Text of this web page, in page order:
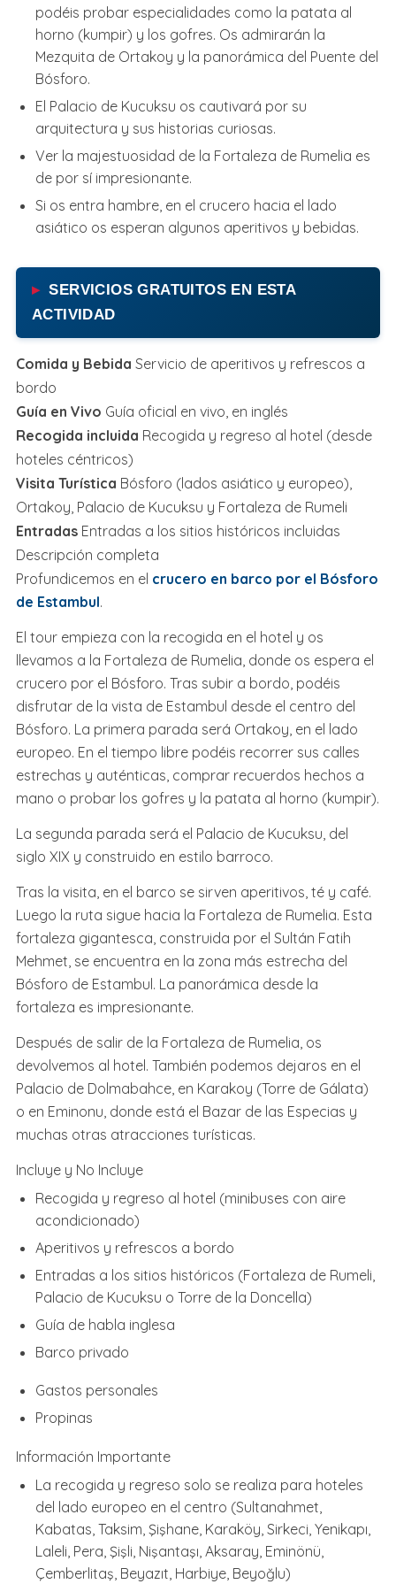
podéis probar especialidades como la patata al
horno (kumpir) y los gofres. Os admirarán la
Mezquita de Ortakoy y la panorámica del Puente del
Bósforo.
El Palacio de Kucuksu os cautivará por su
arquitectura y sus historias curiosas.
Ver la majestuosidad de la Fortaleza de Rumelia es
de por sí impresionante.
Si os entra hambre, en el crucero hacia el lado
asiático os esperan algunos aperitivos y bebidas.
SERVICIOS GRATUITOS EN ESTA
ACTIVIDAD
Comida y Bebida Servicio de aperitivos y refrescos a
bordo
Guía en Vivo Guía oficial en vivo, en inglés
Recogida incluida Recogida y regreso al hotel (desde
hoteles céntricos)
Visita Turística Bósforo (lados asiático y europeo),
Ortakoy, Palacio de Kucuksu y Fortaleza de Rumeli
Entradas Entradas a los sitios históricos incluidas
Descripción completa
Profundicemos en el crucero en barco por el Bósforo
de Estambul.
El tour empieza con la recogida en el hotel y os
llevamos a la Fortaleza de Rumelia, donde os espera el
crucero por el Bósforo. Tras subir a bordo, podéis
disfrutar de la vista de Estambul desde el centro del
Bósforo. La primera parada será Ortakoy, en el lado
europeo. En el tiempo libre podéis recorrer sus calles
estrechas y auténticas, comprar recuerdos hechos a
mano o probar los gofres y la patata al horno (kumpir).
La segunda parada será el Palacio de Kucuksu, del
siglo XIX y construido en estilo barroco.
Tras la visita, en el barco se sirven aperitivos, té y café.
Luego la ruta sigue hacia la Fortaleza de Rumelia. Esta
fortaleza gigantesca, construida por el Sultán Fatih
Mehmet, se encuentra en la zona más estrecha del
Bósforo de Estambul. La panorámica desde la
fortaleza es impresionante.
Después de salir de la Fortaleza de Rumelia, os
devolvemos al hotel. También podemos dejaros en el
Palacio de Dolmabahce, en Karakoy (Torre de Gálata)
o en Eminonu, donde está el Bazar de las Especias y
muchas otras atracciones turísticas.
Incluye y No Incluye
Recogida y regreso al hotel (minibuses con aire
acondicionado)
Aperitivos y refrescos a bordo
Entradas a los sitios históricos (Fortaleza de Rumeli,
Palacio de Kucuksu o Torre de la Doncella)
Guía de habla inglesa
Barco privado
Gastos personales
Propinas
Información Importante
La recogida y regreso solo se realiza para hoteles
del lado europeo en el centro (Sultanahmet,
Kabatas, Taksim, Şişhane, Karaköy, Sirkeci, Yenikapı,
Laleli, Pera, Şişli, Nişantaşı, Aksaray, Eminönü,
Çemberlitaş, Beyazıt, Harbiye, Beyoğlu)